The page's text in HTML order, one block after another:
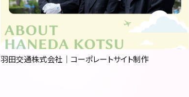
羽田交通株式会社｜コーポレートサイト制作
会社沿革・業績
制作ガイドライン